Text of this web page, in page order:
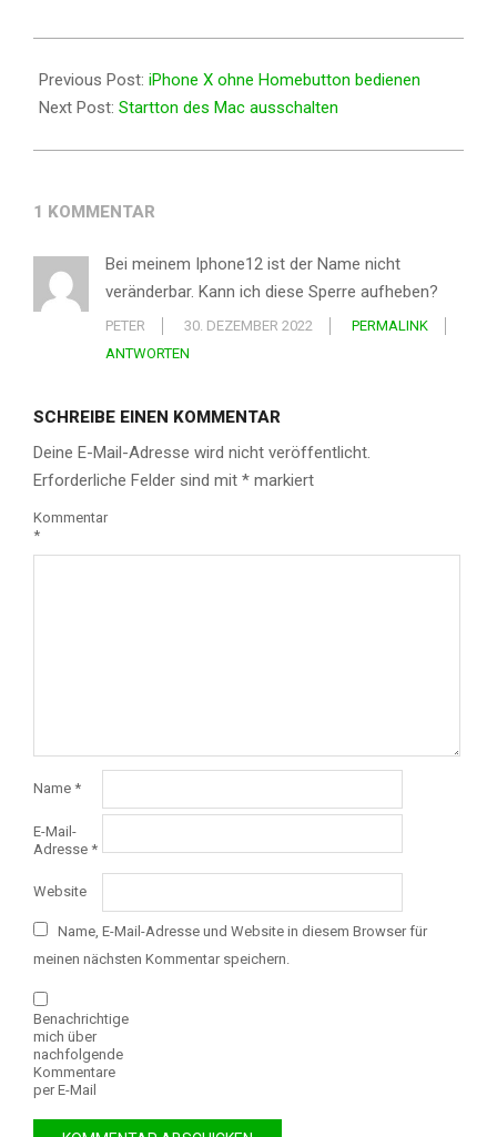
11-
13
Previous Post: iPhone X ohne Homebutton bedienen
Next Post: Startton des Mac ausschalten
1 KOMMENTAR
Bei meinem Iphone12 ist der Name nicht
veränderbar. Kann ich diese Sperre aufheben?
PETER 30. DEZEMBER 2022
PERMALINK
ANTWORTEN
SCHREIBE EINEN KOMMENTAR
Deine E-Mail-Adresse wird nicht veröffentlicht.
Erforderliche Felder sind mit * markiert
Kommentar
*
Name *
E-Mail-
Adresse *
Website
Name, E-Mail-Adresse und Website in diesem Browser für
meinen nächsten Kommentar speichern.
Benachrichtige
mich über
nachfolgende
Kommentare
per E-Mail